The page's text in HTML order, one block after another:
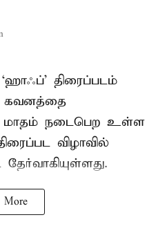
திரைப்படம்
கவனத்தை
மாதம் நடைபெற உள்ள
விழாவில்
More